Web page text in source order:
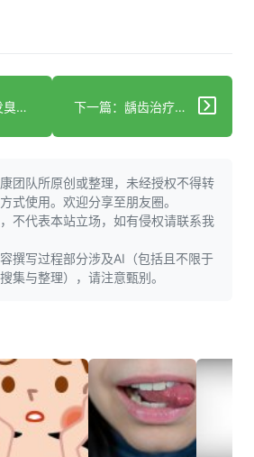
上一篇：智齿发臭别忽视：及时处理防口腔炎症 下一篇：龋齿治疗后备孕？3种情况选安全时机
团队所原创或整理，未经授权不得转
式使用。欢迎分享至朋友圈。
不代表本站立场，如有侵权请联系我
撰写过程部分涉及AI（包括且不限于
集与整理），请注意甄别。